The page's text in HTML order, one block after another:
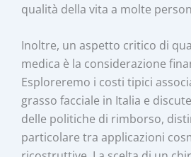
qualità della vita a molte
Inoltre, un aspetto critico di
medica è la considerazione
Esploreremo i costi tipici
grasso facciale in Italia e
delle politiche di rimborso,
particolare tra applicazioni